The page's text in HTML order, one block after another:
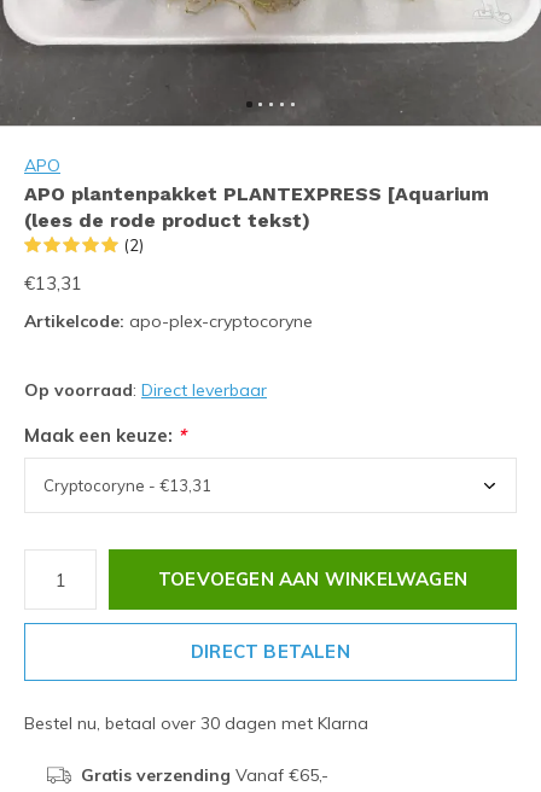
APO
APO plantenpakket PLANTEXPRESS [Aquarium
(lees de rode product tekst)
(2)
€13,31
Artikelcode: apo-plex-cryptocoryne
Op voorraad: Direct leverbaar
Maak een keuze: *
TOEVOEGEN AAN WINKELWAGEN
DIRECT BETALEN
Bestel nu, betaal over 30 dagen met Klarna
Gratis verzending Vanaf €65,-